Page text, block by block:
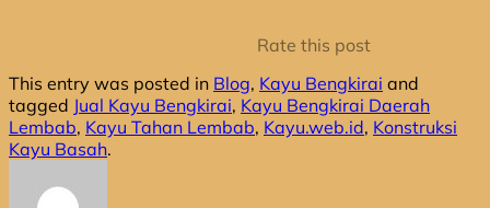
Rate this post
This entry was posted in Blog, Kayu Bengkirai and
tagged Jual Kayu Bengkirai, Kayu Bengkirai Daerah
Lembab, Kayu Tahan Lembab, Kayu.web.id, Konstruksi
Kayu Basah.